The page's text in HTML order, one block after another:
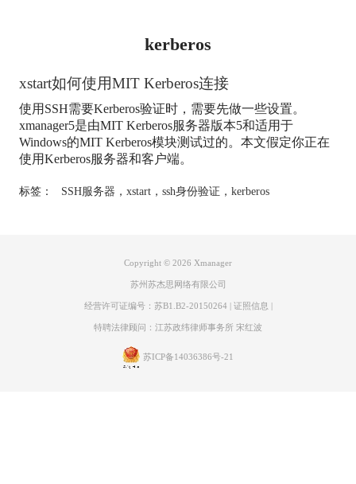
kerberos
xstart如何使用MIT Kerberos连接
使用SSH需要Kerberos验证时，需要先做一些设置。
xmanager5是由MIT Kerberos服务器版本5和适用于
Windows的MIT Kerberos模块测试过的。本文假定你正在
使用Kerberos服务器和客户端。
标签： SSH服务器 ， xstart， ssh身份验证 ， kerberos
Copyright © 2026 Xmanager
苏州苏杰思网络有限公司
经营许可证编号：苏B1.B2-20150264| 证照信息 |
特聘法律顾问：江苏政纬律师事务所 宋红波
苏ICP备14036386号-21